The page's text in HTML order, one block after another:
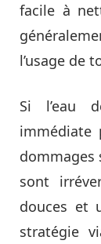
facile à
l’usage de
Si l’eau
immédiate
dommages
sont
douces et
stratégie